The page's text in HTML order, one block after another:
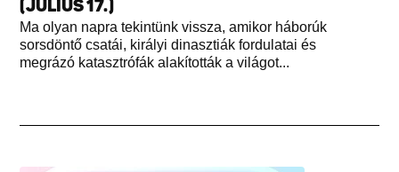
(JÚLIUS 17.)
Ma olyan napra tekintünk vissza, amikor háborúk
sorsdöntő csatái, királyi dinasztiák fordulatai és
megrázó katasztrófák alakították a világot...